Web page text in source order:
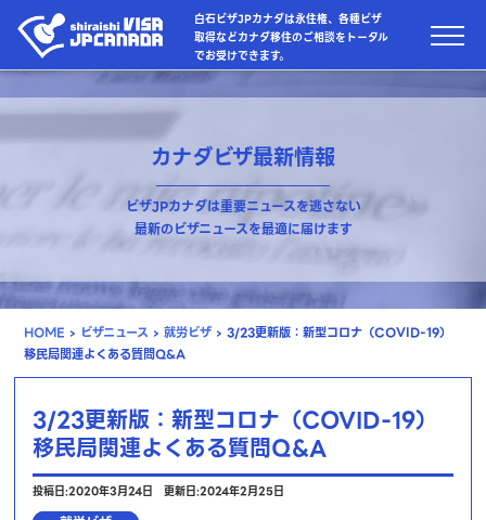
白石ビザJPカナダは永住権、各種ビザ
取得などカナダ移住のご相談をトータル
でお受けできます。
カナダビザ最新情報
ビザJPカナダは重要ニュースを逃さない
最新のビザニュースを最適に届けます
HOME › ビザニュース › 就労ビザ › 3/23更新版：新型コロナ（COVID-19）
移民局関連よくある質問Q&A
3/23更新版：新型コロナ（COVID-19）
移民局関連よくある質問Q&A
投稿日:2020年3月24日 更新日:2024年2月25日